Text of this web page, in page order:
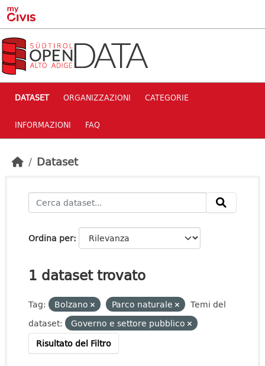
Skip to main content
DATASET ORGANIZZAZIONI CATEGORIE
INFORMAZIONI FAQ
Dataset
Ordina per
1 dataset trovato
Tag: Bolzano Parco naturale
Temi del
dataset:
Governo e settore pubblico
Risultato del Filtro